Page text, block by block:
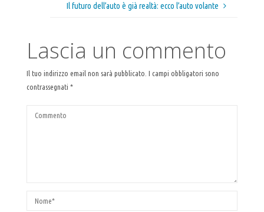
Il futuro dell’auto è già realtà: ecco l’auto volante
Lascia un commento
Il tuo indirizzo email non sarà pubblicato. I campi obbligatori sono
contrassegnati *